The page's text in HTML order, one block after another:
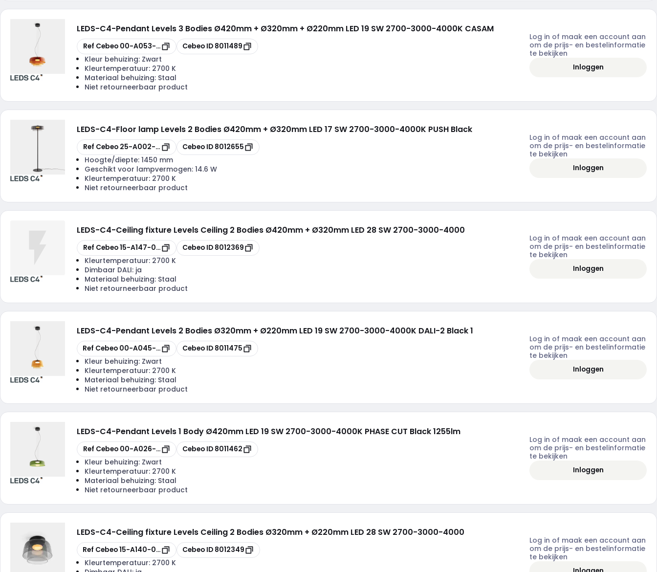
LEDS-C4-Pendant Levels 3 Bodies Ø420mm + Ø320mm + Ø220mm LED 19 SW 2700-3000-4000K CASAM
Kopiëren
Ref Cebeo 00-A053-05-15Kopiëren
Cebeo ID 8011489
Kleur behuizing: Zwart
Kleurtemperatuur: 2700 K
Materiaal behuizing: Staal
Niet retourneerbaar product
Log in of maak een account aan
om de prijs- en bestelinformatie
te bekijken
Inloggen
LEDS-C4-Floor lamp Levels 2 Bodies Ø420mm + Ø320mm LED 17 SW 2700-3000-4000K PUSH Black
Kopiëren
Ref Cebeo 25-A002-05-12Kopiëren
Cebeo ID 8012655
Hoogte/diepte: 1450 mm
Geschikt voor lampvermogen: 14.6 W
Kleurtemperatuur: 2700 K
Niet retourneerbaar product
Log in of maak een account aan
om de prijs- en bestelinformatie
te bekijken
Inloggen
LEDS-C4-Ceiling fixture Levels Ceiling 2 Bodies Ø420mm + Ø320mm LED 28 SW 2700-3000-4000
Kopiëren
Ref Cebeo15-A147-05-08 Kopiëren
Cebeo ID 8012369
Kleurtemperatuur: 2700 K
Dimbaar DALI: ja
Materiaal behuizing: Staal
Niet retourneerbaar product
Log in of maak een account aan
om de prijs- en bestelinformatie
te bekijken
Inloggen
LEDS-C4-Pendant Levels 2 Bodies Ø320mm + Ø220mm LED 19 SW 2700-3000-4000K DALI-2 Black 1
Kopiëren
Ref Cebeo 00-A045-05-15Kopiëren
Cebeo ID 8011475
Kleur behuizing: Zwart
Kleurtemperatuur: 2700 K
Materiaal behuizing: Staal
Niet retourneerbaar product
Log in of maak een account aan
om de prijs- en bestelinformatie
te bekijken
Inloggen
LEDS-C4-Pendant Levels 1 Body Ø420mm LED 19 SW 2700-3000-4000K PHASE CUT Black 1255lm
Kopiëren
Ref Cebeo 00-A026-05-08Kopiëren
Cebeo ID 8011462
Kleur behuizing: Zwart
Kleurtemperatuur: 2700 K
Materiaal behuizing: Staal
Niet retourneerbaar product
Log in of maak een account aan
om de prijs- en bestelinformatie
te bekijken
Inloggen
LEDS-C4-Ceiling fixture Levels Ceiling 2 Bodies Ø320mm + Ø220mm LED 28 SW 2700-3000-4000
Kopiëren
Ref Cebeo15-A140-05-12 Kopiëren
Cebeo ID 8012349
Kleurtemperatuur: 2700 K
Log in of maak een account aan
om de prijs- en bestelinformatie
te bekijken